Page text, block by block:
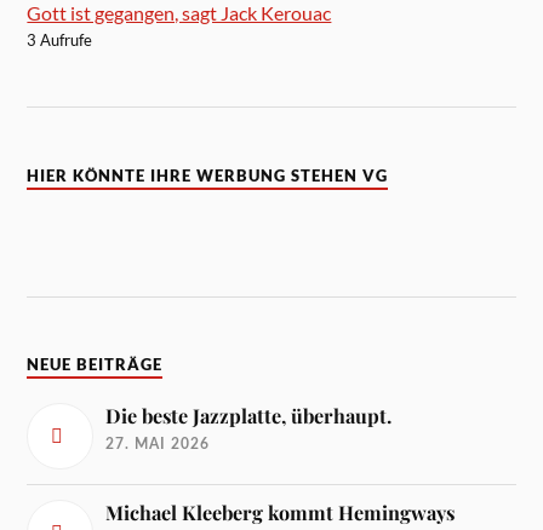
Gott ist gegangen, sagt Jack Kerouac
3 Aufrufe
HIER KÖNNTE IHRE WERBUNG STEHEN VG
NEUE BEITRÄGE
Die beste Jazzplatte, überhaupt.
27. MAI 2026
Michael Kleeberg kommt Hemingways